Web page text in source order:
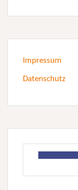
Impressum
Datenschutz